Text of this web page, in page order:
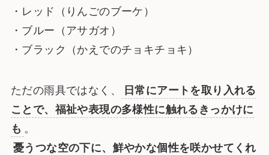
・レッド（りんごのブーケ）
・ブルー（アサガオ）
・ブラック（かえでのチョキチョキ）
ただの雨具ではなく、
日常にアートを取り入れる
ことで、福祉や表現の多様性に触れるきっかけに
も 。
憂うつな空の下に、鮮やかな個性を咲かせてくれ